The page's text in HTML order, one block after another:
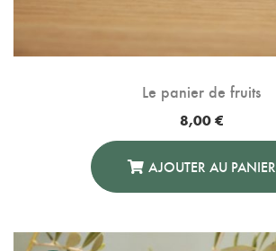
Le panier de fruits
8,00€
AJOUTER AU PANIER